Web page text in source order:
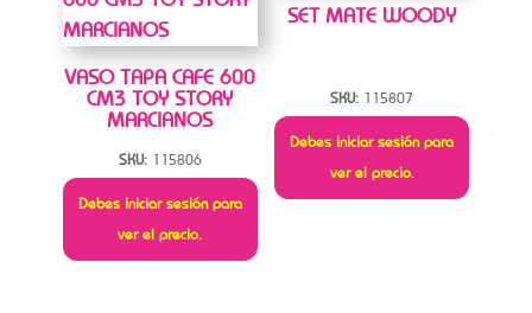
VASO TAPA CAFE 600
CM3 TOY STORY
MARCIANOS
SKU: 115806
Debes iniciar sesión para
ver el precio.
SET MATE WOODY
SKU: 115807
Debes iniciar sesión para
ver el precio.